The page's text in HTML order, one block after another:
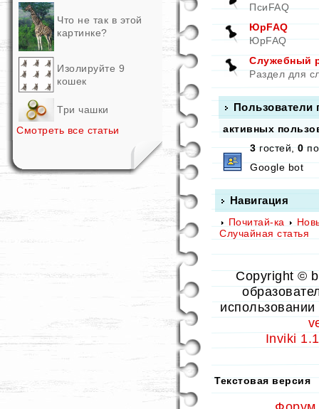
Что не так в этой
картинке?
Изолируйте 9
кошек
Три чашки
Смотреть все статьи
ПсиFAQ
ЮрFAQ
ЮрFAQ
Служебный
Раздел для
Пользователи
активных
3гостей,0
Google bot
Навигация
Почитай-ка
Случайная статья
Copyright ©
Inviki
Текстовая версия